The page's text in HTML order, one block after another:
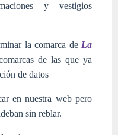
y vestigios
la comarca de La
de las que ya
de datos
en nuestra web pero
sin reblar.